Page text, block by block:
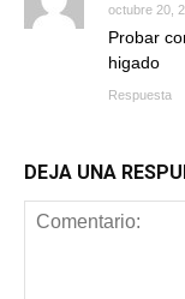
octubre 20,
Probar
higado
Respuesta
DEJA UNA